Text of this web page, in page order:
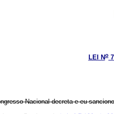
LEI No
Nacional decreta e eu